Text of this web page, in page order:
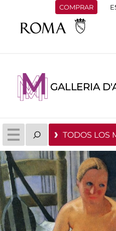
COMPRAR
GALLERIA
TODOS LOS